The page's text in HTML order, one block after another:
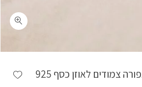
צמודים לאוזן כסף 925